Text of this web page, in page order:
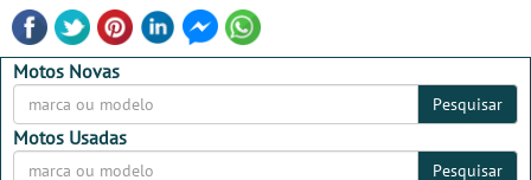
Motos Novas
Pesquisar
Motos Usadas
Pesquisar